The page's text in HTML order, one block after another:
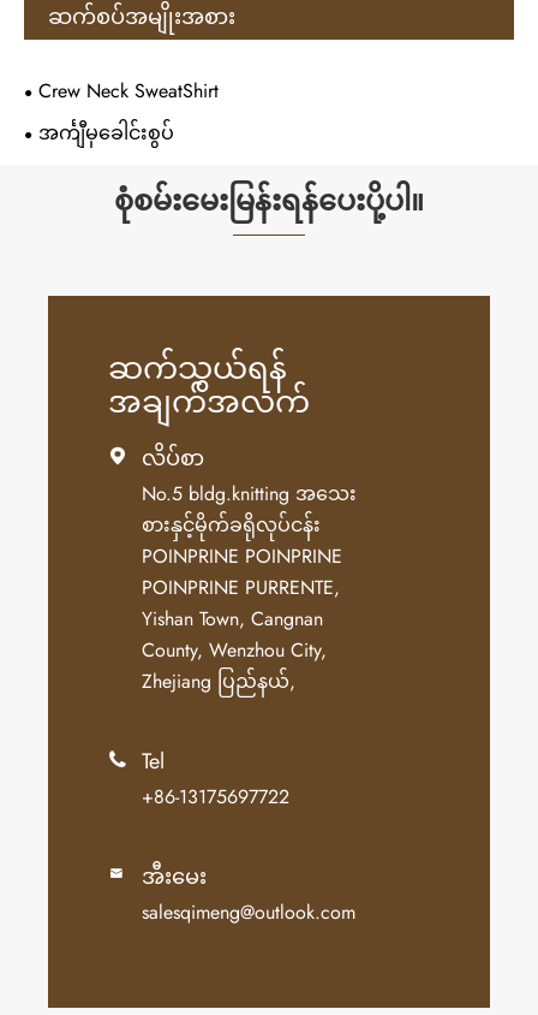
ဆက်စပ်အမျိုးအစား
Crew Neck SweatShirt
အင်္ကျီမှခေါင်းစွပ်
စုံစမ်းမေးမြန်းရန်ပေးပို့ပါ။
ဆက်သွယ်ရန်
အချက်အလက်
 လိပ်စာ
No.5 bldg.knitting အသေး
စားနှင့်မိုက်ခရိုလုပ်ငန်း
POINPRINE POINPRINE
POINPRINE PURRENTE,
Yishan Town, Cangnan
County, Wenzhou City,
Zhejiang ပြည်နယ်,
 Tel
+86-13175697722
 အီးမေး
salesqimeng@outlook.com